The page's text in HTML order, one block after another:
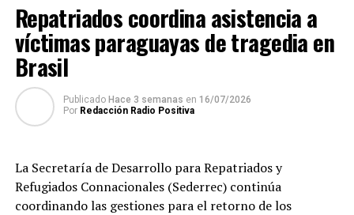
Por otra parte, al ser consultado sobre su proceso
judicial, si afectará su carreara política, afirmó que no.
comprobada por el Ministerio Público, lo que le
mantiene firme para iniciar los trabajos para su
candidatura.
Repatriados coordina asistencia a
víctimas paraguayas de tragedia en
Brasil
Publicado Hace 3 semanas en 16/07/2026
Por Redacción Radio Positiva
La Secretaría de Desarrollo para Repatriados y
Refugiados Connacionales (Sederrec) continúa
coordinando las gestiones para el retorno de los